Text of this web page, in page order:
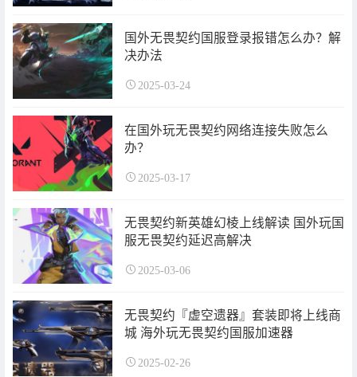
国外无畏契约国服登录报错怎么办？解
决办法
2025-03-24
在国外玩无畏契约网络连接失败怎么
办？
2025-03-17
无畏契约新英雄幻棱上线解读 国外玩国
服无畏契约延迟高解决
2025-03-06
无畏契约『虚空遗器』套装即将上线商
城 海外玩无畏契约国服加速器
2025-02-26